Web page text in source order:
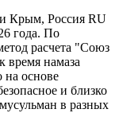
Крым, Россия RU
года. По
расчета "Союз
время намаза
основе
и близко
в разных